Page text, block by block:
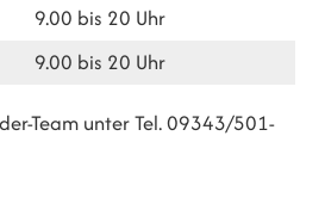
9.00 bis 20 Uhr
9.00 bis 20 Uhr
Team unter Tel. 09343/501-